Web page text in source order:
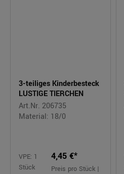
3-teiliges Kinderbesteck
LUSTIGE TIERCHEN
Art.Nr. 206735
Material: 18/0
VPE: 1
Stück
4,45 €*
Preis pro Stück |